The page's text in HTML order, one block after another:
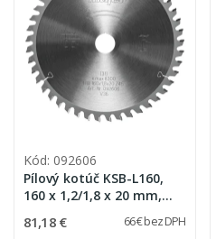
Kód: 092606
Pílový kotúč KSB-L160,
160 x 1,2/1,8 x 20 mm,
Z46, WZ/FA Pre Trespu,
HPL lamináty a lamináty
81,18 € 66 € bez DPH